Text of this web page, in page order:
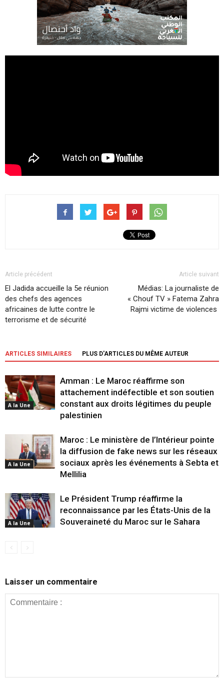
Article précédent
El Jadida accueille la 5e réunion
des chefs des agences
africaines de lutte contre le
terrorisme et de sécurité
Article suivant
Médias: La journaliste de
« Chouf TV » Fatema Zahra
Rajmi victime de violences
ARTICLES SIMILAIRES PLUS D'ARTICLES DU MÊME AUTEUR
A la Une
Amman : Le Maroc réaffirme son
attachement indéfectible et son soutien
constant aux droits légitimes du peuple
palestinien
A la Une
Maroc : Le ministère de l’Intérieur pointe
la diffusion de fake news sur les réseaux
sociaux après les événements à Sebta et
Mellilia
A la Une
Le Président Trump réaffirme la
reconnaissance par les États-Unis de la
Souveraineté du Maroc sur le Sahara
Laisser un commentaire